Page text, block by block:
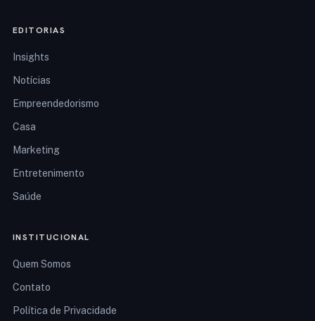
EDITORIAS
Insights
Notícias
Empreendedorismo
Casa
Marketing
Entretenimento
Saúde
INSTITUCIONAL
Quem Somos
Contato
Política de Privacidade